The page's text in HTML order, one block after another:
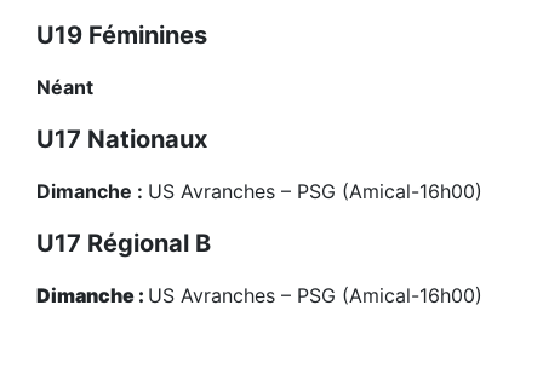
U19 Féminines
Néant
U17 Nationaux
Dimanche : US Avranches – PSG (Amical-16h00)
U17 Régional B
Dimanche : US Avranches – PSG (Amical-16h00)